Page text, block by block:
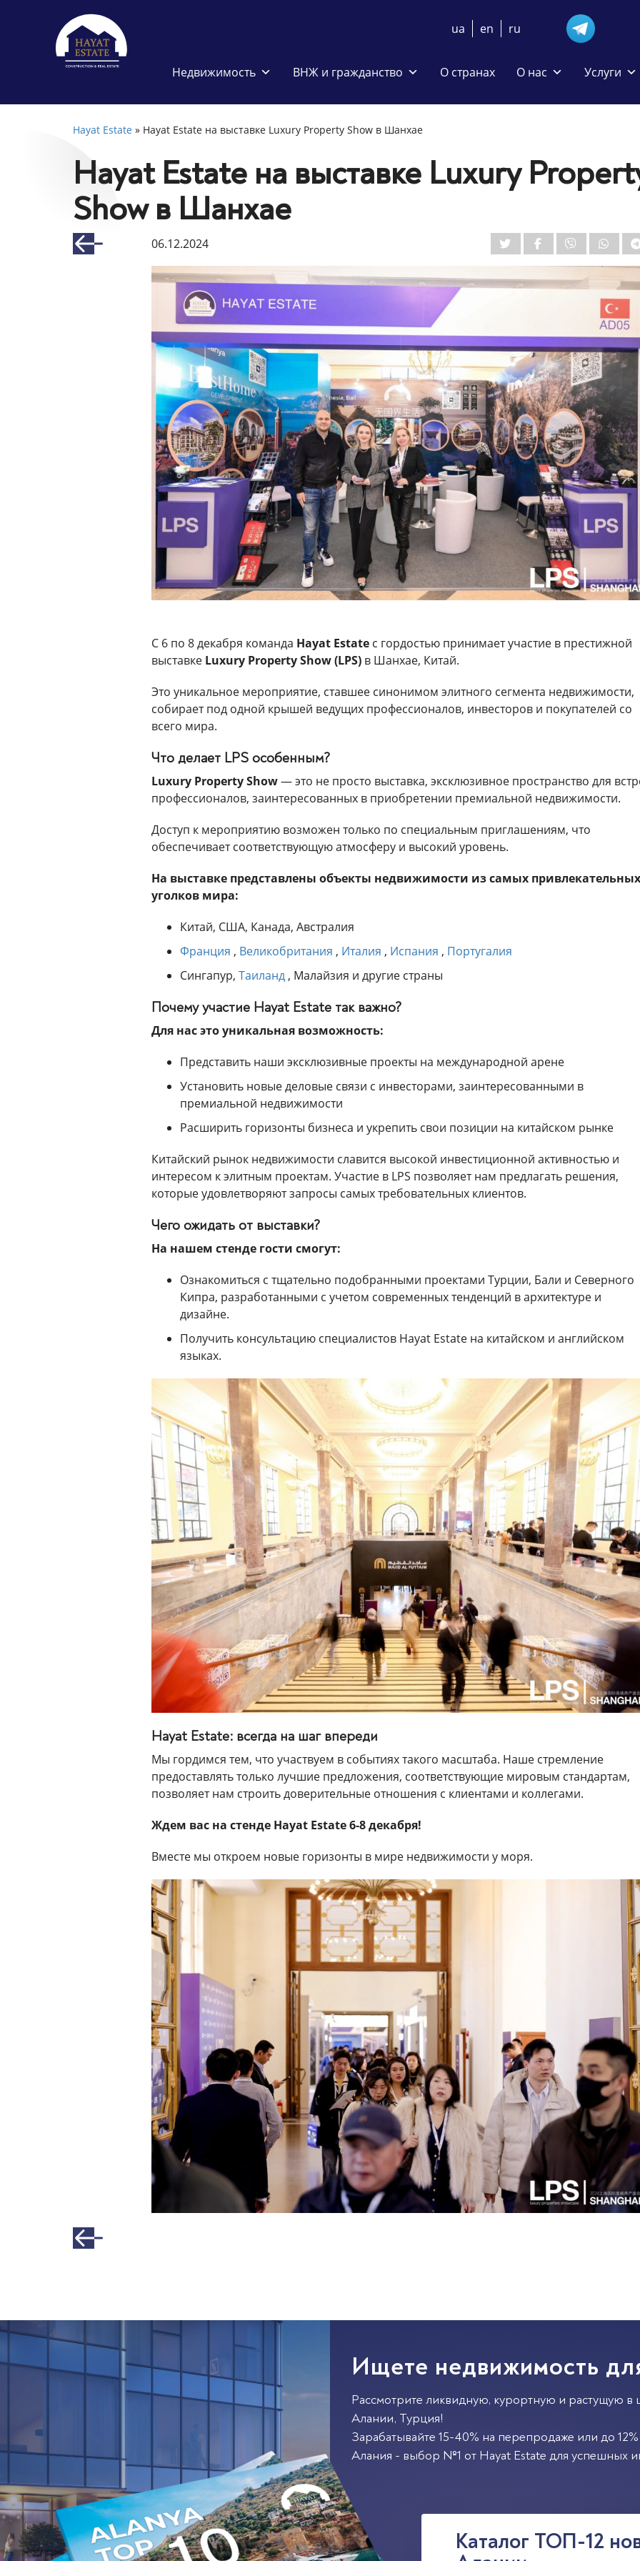
ua en ru
Недвижимость ВНЖ и гражданство О странах О нас Услуги
Hayat Estate » Hayat Estate на выставке Luxury Property Show в Шанхае
Hayat Estate на выставке Luxury
Show в Шанхае
06.12.2024
С 6 по 8 декабря команда Hayat Estateс гордостью принимает участие в престижной
выставке Luxury Property Show (LPS)в Шанхае, Китай.
Это уникальное мероприятие, ставшее синонимом элитного сегмента недвижимости,
собирает под одной крышей ведущих профессионалов, инвесторов и покупателей со
всего мира.
Что делает LPS особенным?
Luxury Property Show— это не просто выставка, эксклюзивное пространство для
профессионалов, заинтересованных в приобретении премиальной недвижимости.
Доступ к мероприятию возможен только по специальным приглашениям, что
обеспечивает соответствующую атмосферу и высокий уровень.
На выставке представлены объекты недвижимости из самых привлекательных
уголков мира:
Китай, США, Канада, Австралия
Франция , Великобритания , Италия , Испания , Португалия
Сингапур, Таиланд , Малайзия и другие страны
Почему участие Hayat Estate так важно?
Для нас это уникальная возможность:
Представить наши эксклюзивные проекты на международной арене
Установить новые деловые связи с инвесторами, заинтересованными в
премиальной недвижимости
Расширить горизонты бизнеса и укрепить свои позиции на китайском рынке
Китайский рынок недвижимости славится высокой инвестиционной активностью и
интересом к элитным проектам. Участие в LPS позволяет нам предлагать решения,
которые удовлетворяют запросы самых требовательных клиентов.
Чего ожидать от выставки?
На нашем стенде гости смогут:
Ознакомиться с тщательно подобранными проектами Турции, Бали и Северного
Кипра, разработанными с учетом современных тенденций в архитектуре и
дизайне.
Получить консультацию специалистов Hayat Estate на китайском и английском
языках.
Hayat Estate: всегда на шаг впереди
Мы гордимся тем, что участвуем в событиях такого масштаба. Наше стремление
предоставлять только лучшие предложения, соответствующие мировым стандартам,
позволяет нам строить доверительные отношения с клиентами и коллегами.
Ждем вас на стенде Hayat Estate 6-8 декабря!
Вместе мы откроем новые горизонты в мире недвижимости у моря.
Ищете недвижимость
Рассмотрите ликвидную, курортную и растущую
Алании, Турция!
Зарабатывайте 15-40% на перепродаже или до
Алания - выбор №1 от Hayat Estate для успешных
Каталог ТОП-12